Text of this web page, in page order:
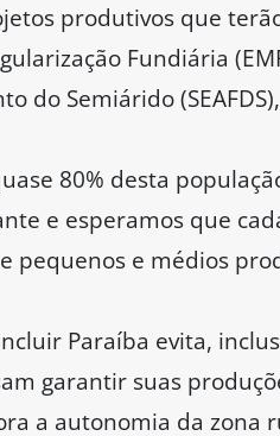
produtivos que
Fundiária
do Semiárido
80% desta
e esperamos que
pequenos e médios
Paraíba evita,
garantir suas
a autonomia da zona